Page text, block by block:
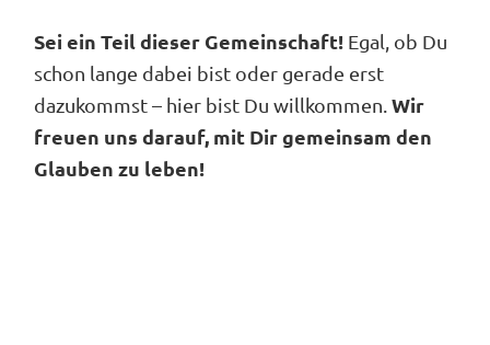
Sei ein Teil dieser Gemeinschaft! Egal, ob Du
schon lange dabei bist oder gerade erst
dazukommst – hier bist Du willkommen.Wir
freuen uns darauf, mit Dir gemeinsam den
Glauben zu leben!